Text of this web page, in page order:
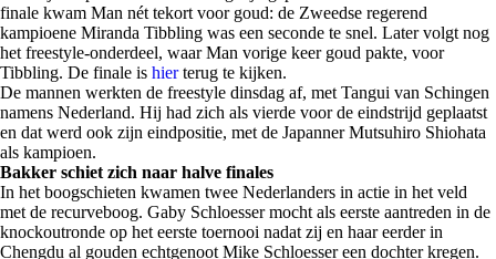
finale kwam Man nét tekort voor goud: de Zweedse regerend
kampioene Miranda Tibbling was een seconde te snel. Later volgt nog
het freestyle-onderdeel, waar Man vorige keer goud pakte, voor
Tibbling. De finale is hierterug te kijken.
De mannen werkten de freestyle dinsdag af, met Tangui van Schingen
namens Nederland. Hij had zich als vierde voor de eindstrijd geplaatst
en dat werd ook zijn eindpositie, met de Japanner Mutsuhiro Shiohata
als kampioen.
Bakker schiet zich naar halve finales
In het boogschieten kwamen twee Nederlanders in actie in het veld
met de recurveboog. Gaby Schloesser mocht als eerste aantreden in de
knockoutronde op het eerste toernooi nadat zij en haar eerder in
Chengdu al gouden echtgenoot Mike Schloesser een dochter kregen.